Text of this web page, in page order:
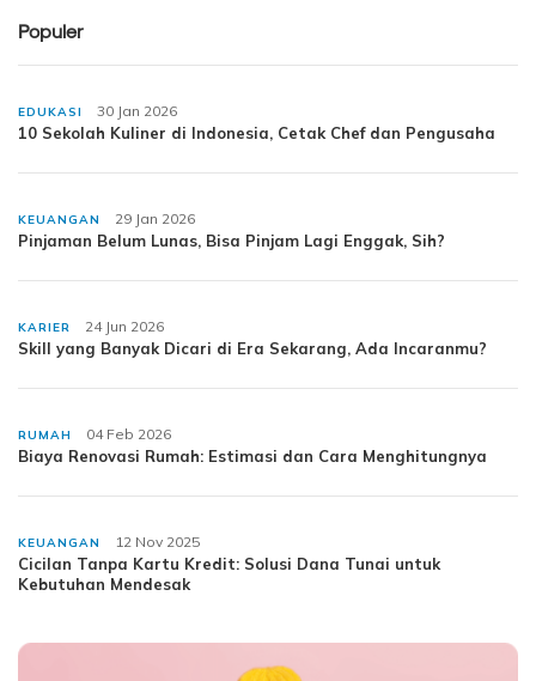
Populer
EDUKASI 30 Jan 2026
10 Sekolah Kuliner di Indonesia, Cetak Chef dan Pengusaha
KEUANGAN 29 Jan 2026
Pinjaman Belum Lunas, Bisa Pinjam Lagi Enggak, Sih?
KARIER 24 Jun 2026
Skill yang Banyak Dicari di Era Sekarang, Ada Incaranmu?
RUMAH 04 Feb 2026
Biaya Renovasi Rumah: Estimasi dan Cara Menghitungnya
KEUANGAN 12 Nov 2025
Cicilan Tanpa Kartu Kredit: Solusi Dana Tunai untuk
Kebutuhan Mendesak